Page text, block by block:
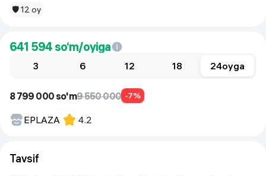
🛡 12 oy
641 594 so‘m/oyiga
3 6 12 18 24oyga
8 799 000 so'm9 550 000 -7%
EPLAZA 4.2
Tavsif